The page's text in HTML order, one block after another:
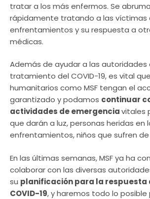
tratar a los más enfermos. Se
rápidamente tratando a las víctimas
enfrentamientos y su respuesta a
médicas.
Además de ayudar a las autoridades
tratamiento del COVID-19, es vital
humanitarios como MSF tengan el
garantizado y podamos continuar
actividades de emergenciavitales
que darán a luz, personas heridas en
enfrentamientos, niños que sufren
En las últimas semanas, MSF ya ha
colaborar con las diversas
su planificación para la respuesta
COVID-19, y haremos todo lo posible